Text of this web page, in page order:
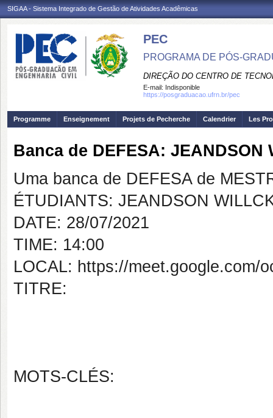
SIGAA - Sistema Integrado de Gestão de Atividades Acadêmicas
PEC
PROGRAMA DE PÓS-
DIREÇÃO DO CENTRO DE
E-mail: Indisponible
https://posgraduacao.ufrn.br/pec
Programme Enseignement Projets de Pecherche Calendrier Les
Banca de DEFESA: JEANDSON
Uma banca de DEFESA de
ÉTUDIANTS: JEANDSON
DATE: 28/07/2021
TIME: 14:00
LOCAL: https://meet.google.com/
TITRE:
MOTS-CLÉS: